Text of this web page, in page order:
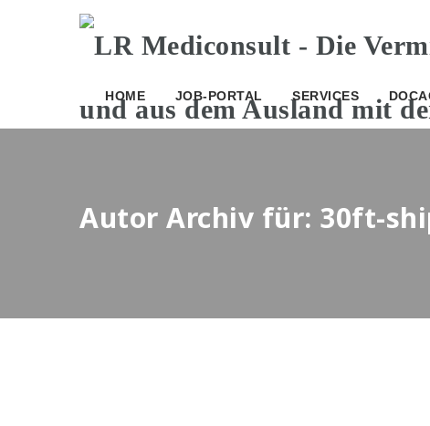
HOME JOB-PORTAL SERVICES
Autor Archiv für: 30ft-